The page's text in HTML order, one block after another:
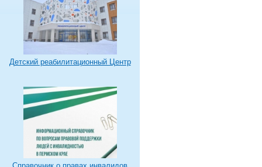
Детский реабилитационный Центр